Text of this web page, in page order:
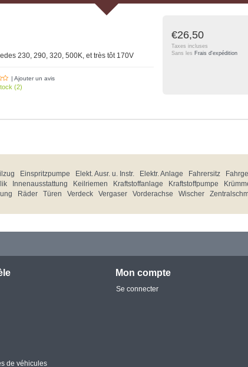
230, 290, 320, 500K, et très tôt 170V
| Ajouter un avis
(2)
€26,50
Taxes incluses
Sans les Frais d'expédition
Einspritzpumpe Elekt. Ausr. u. Instr. Elektr. Anlage Fahrersitz
Innenausstattung Keilriemen Kraftstoffanlage Kraftstoffpumpe
Räder Türen Verdeck Vergaser Vorderachse Wischer
de véhicules
Mon compte
Se connecter